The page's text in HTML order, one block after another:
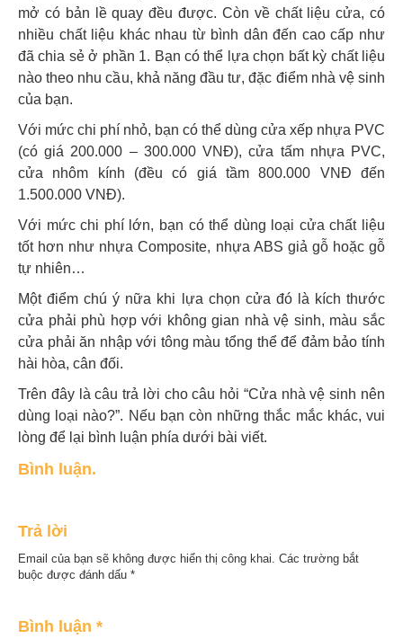
mở có bản lề quay đều được. Còn về chất liệu cửa, có
nhiều chất liệu khác nhau từ bình dân đến cao cấp như
đã chia sẻ ở phần 1. Bạn có thể lựa chọn bất kỳ chất liệu
nào theo nhu cầu, khả năng đầu tư, đặc điểm nhà vệ sinh
của bạn.
Với mức chi phí nhỏ, bạn có thể dùng cửa xếp nhựa PVC
(có giá 200.000 – 300.000 VNĐ), cửa tấm nhựa PVC,
cửa nhôm kính (đều có giá tầm 800.000 VNĐ đến
1.500.000 VNĐ).
Với mức chi phí lớn, bạn có thể dùng loại cửa chất liệu
tốt hơn như nhựa Composite, nhựa ABS giả gỗ hoặc gỗ
tự nhiên…
Một điểm chú ý nữa khi lựa chọn cửa đó là kích thước
cửa phải phù hợp với không gian nhà vệ sinh, màu sắc
cửa phải ăn nhập với tông màu tổng thể để đảm bảo tính
hài hòa, cân đối.
Trên đây là câu trả lời cho câu hỏi “Cửa nhà vệ sinh nên
dùng loại nào?”. Nếu bạn còn những thắc mắc khác, vui
lòng để lại bình luận phía dưới bài viết.
Bình luận.
Trả lời
Email của bạn sẽ không được hiển thị công khai. Các trường bắt
buộc được đánh dấu *
Bình luận *